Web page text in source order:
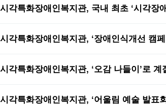
각특화장애인복지관, 국내 최초 ‘시각장
각특화장애인복지관, ‘장애인식개선 캠
각특화장애인복지관, ‘오감 나들이’로
각특화장애인복지관, ‘어울림 예술 발표